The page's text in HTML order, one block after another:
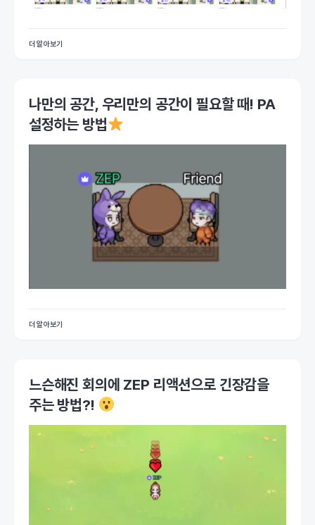
더 알아보기
나만의 공간, 우리만의 공간이 필요할 때! PA
설정하는 방법
더 알아보기
느슨해진 회의에 ZEP 리액션으로 긴장감을
주는 방법?!